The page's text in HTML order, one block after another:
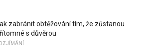
zabránit obtěžování tím, že zůstanou
s důvěrou